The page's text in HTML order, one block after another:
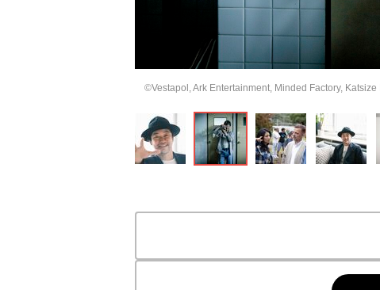
©Vestapol, Ark Entertainment, Minded Factory,